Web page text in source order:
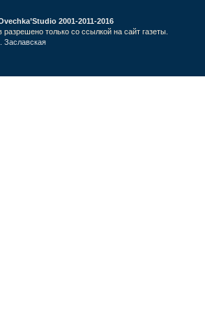
2001-2011-2016
только со ссылкой на сайт газеты.
Заславская